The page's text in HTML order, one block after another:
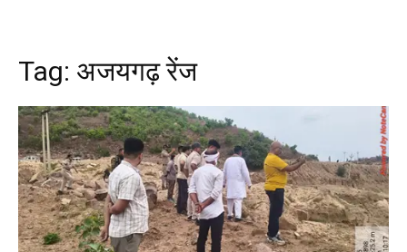
Tag: अजयगढ़ रेंज